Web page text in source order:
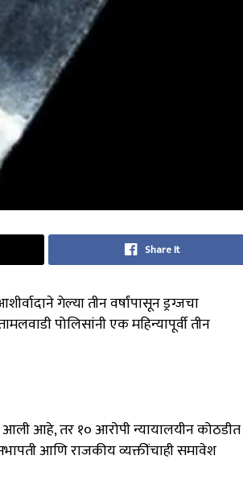
Share It
गेल्या तीन वर्षांपासून ड्रग्जचा
पोलिसांनी एक महिन्यापूर्वी तीन
आहे, तर १० आरोपी न्यायालयीन कोठडीत
आणि राजकीय व्यक्तींचाही समावेश